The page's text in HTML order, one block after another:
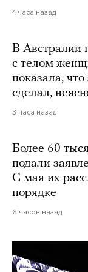
4 часа назад
В Австралии
с телом
показала,
сделал,
3 часа назад
Более 60
подали
С мая их
порядке
6 часов назад